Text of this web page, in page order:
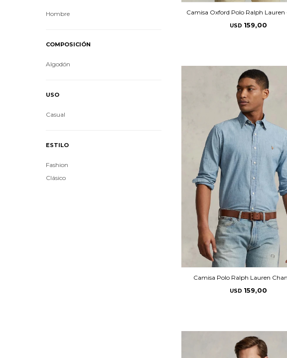
Camisa Oxford Polo Ralph Lauren
USD 159,00
Camisa Polo Ralph Lauren
USD 159,00
Hombre
COMPOSICIÓN
Algodón
USO
Casual
ESTILO
Fashion
Clásico